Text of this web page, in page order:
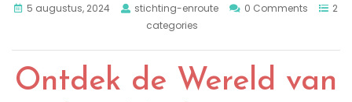
5 augustus, 2024 stichting-enroute 0 Comments
2
categories
Ontdek de Wereld van